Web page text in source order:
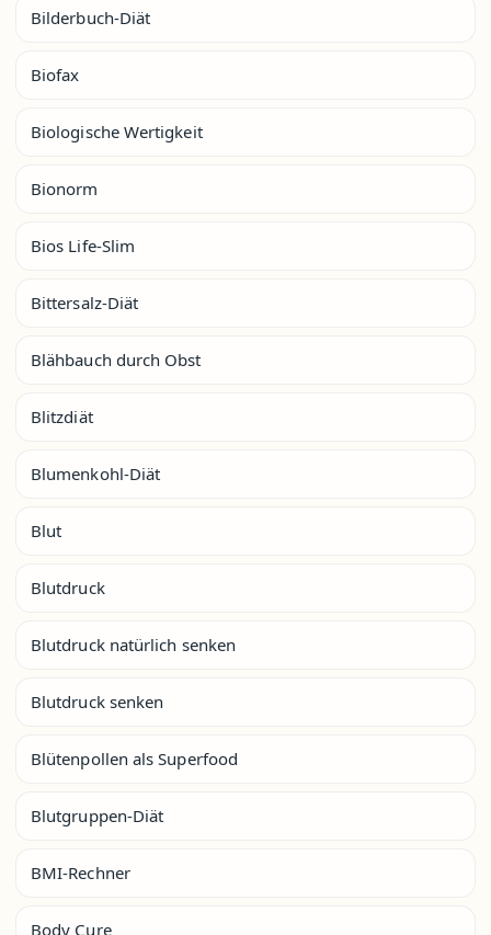
Bilderbuch-Diät
Biofax
Biologische Wertigkeit
Bionorm
Bios Life-Slim
Bittersalz-Diät
Blähbauch durch Obst
Blitzdiät
Blumenkohl-Diät
Blut
Blutdruck
Blutdruck natürlich senken
Blutdruck senken
Blütenpollen als Superfood
Blutgruppen-Diät
BMI-Rechner
Body Cure